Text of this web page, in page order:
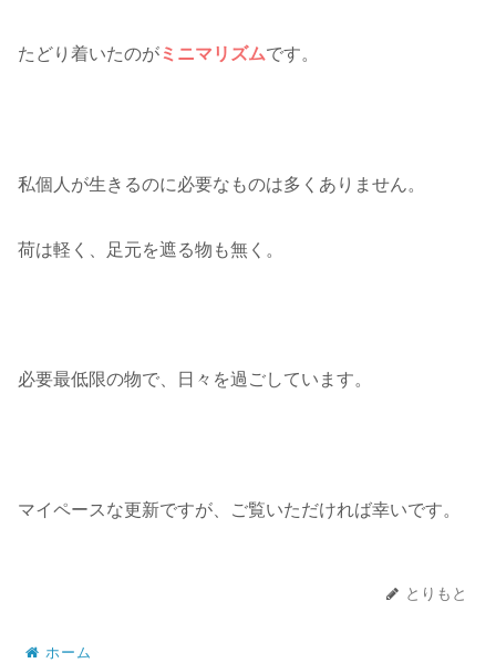
たどり着いたのが ミニマリズムです。
私個人が生きるのに必要なものは多くありません。
荷は軽く、足元を遮る物も無く。
必要最低限の物で、日々を過ごしています。
マイペースな更新ですが、ご覧いただければ幸いです。
とりもと
ホーム